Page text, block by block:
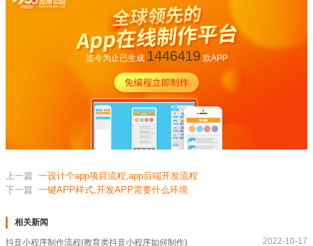
迄今为止已生成 1446419款APP
上一篇 一设计个app项目流程,app后端开发流程
下一篇 一键APP样式,开发APP需要什么环境
相关新闻
抖音小程序制作流程(教育类抖音小程序如何制作) 2022-10-17